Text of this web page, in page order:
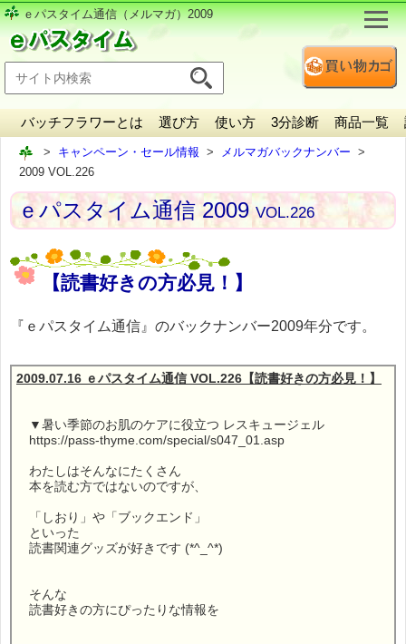
ｅパスタイム通信（メルマガ）2009
バッチフラワーとは 選び方 使い方 3分診断 商品一覧
キャンペーン・セール情報
メルマガバックナンバー
2009 VOL.226
ｅパスタイム通信 2009VOL.226
【読書好きの方必見！】
『ｅパスタイム通信』のバックナンバー2009年分です。
2009.07.16 ｅパスタイム通信 VOL.226【読書好きの方必見！】
▼暑い季節のお肌のケアに役立つ レスキュージェル
https://pass-thyme.com/special/s047_01.asp
わたしはそんなにたくさん
本を読む方ではないのですが、
「しおり」や「ブックエンド」
といった
読書関連グッズが好きです (*^_^*)
そんな
読書好きの方にぴったりな情報を